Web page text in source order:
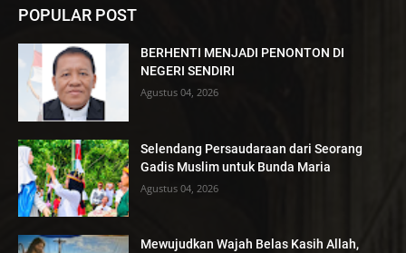
POPULAR POST
BERHENTI MENJADI PENONTON DI
NEGERI SENDIRI
Agustus 04, 2026
Selendang Persaudaraan dari Seorang
Gadis Muslim untuk Bunda Maria
Agustus 04, 2026
Mewujudkan Wajah Belas Kasih Allah,